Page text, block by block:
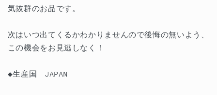
気抜群のお品です。
次はいつ出てくるかわかりませんので後悔の無いよう、
この機会をお見逃しなく！
◆生産国 JAPAN